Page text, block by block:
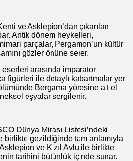
ve Asklepion’dan çıkarılan
Antik dönem heykelleri,
parçalar, Pergamon’un kültür
gözler önüne serer.
arasında imparator
figürleri ile detaylı kabartmalar yer
Bergama yöresine ait el
eşyalar sergilenir.
Dünya Mirası Listesi’ndeki
birlikte gezildiğinde tam anlamıyla
ve Kızıl Avlu ile birlikte
tarihini bütünlük içinde sunar.